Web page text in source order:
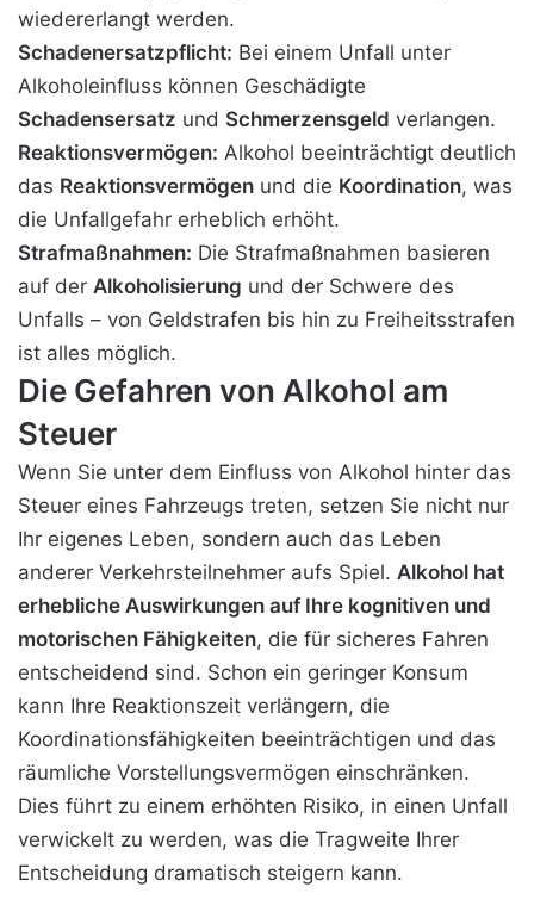
wiedererlangt werden.
Schadenersatzpflicht: Bei einem Unfall unter
Alkoholeinfluss können Geschädigte
Schadensersatz und Schmerzensgeld verlangen.
Reaktionsvermögen: Alkohol beeinträchtigt deutlich
das Reaktionsvermögen und die Koordination, was
die Unfallgefahr erheblich erhöht.
Strafmaßnahmen: Die Strafmaßnahmen basieren
auf der Alkoholisierung und der Schwere des
Unfalls – von Geldstrafen bis hin zu Freiheitsstrafen
ist alles möglich.
Die Gefahren von Alkohol am
Steuer
Wenn Sie unter dem Einfluss von Alkohol hinter das
Steuer eines Fahrzeugs treten, setzen Sie nicht nur
Ihr eigenes Leben, sondern auch das Leben
anderer Verkehrsteilnehmer aufs Spiel. Alkohol hat
erhebliche Auswirkungen auf Ihre kognitiven und
motorischen Fähigkeiten, die für sicheres Fahren
entscheidend sind. Schon ein geringer Konsum
kann Ihre Reaktionszeit verlängern, die
Koordinationsfähigkeiten beeinträchtigen und das
räumliche Vorstellungsvermögen einschränken.
Dies führt zu einem erhöhten Risiko, in einen Unfall
verwickelt zu werden, was die Tragweite Ihrer
Entscheidung dramatisch steigern kann.